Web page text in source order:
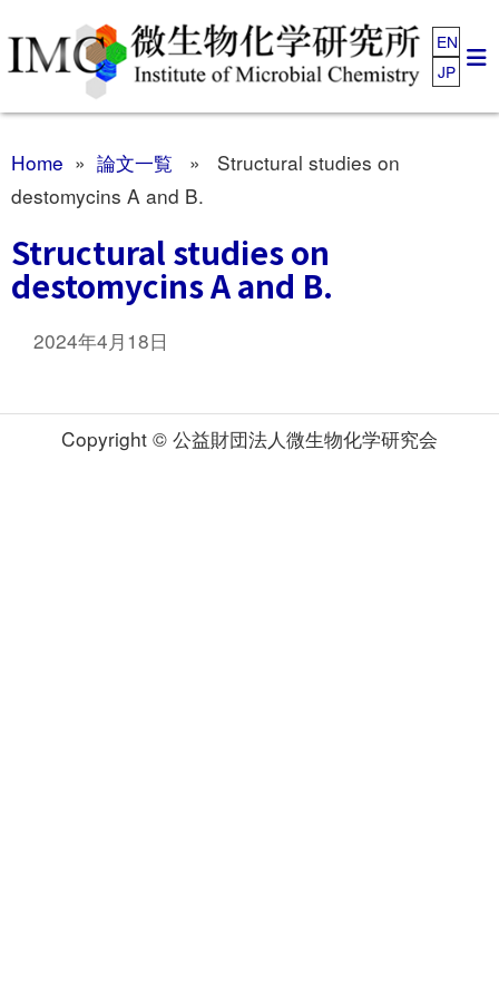
EN
JP
Home » 論文一覧 » Structural studies on
destomycins A and B.
Structural studies on
destomycins A and B.
2024年4月18日
Copyright © 公益財団法人微生物化学研究会